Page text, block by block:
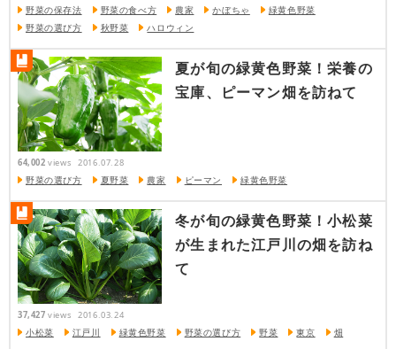
野菜の保存法 野菜の食べ方 農家 かぼちゃ
緑黄色野菜
野菜の選び方
秋野菜 ハロウィン
夏が旬の緑黄色野菜！栄養の
宝庫、ピーマン畑を訪ねて
64,002 views 2016.07.28
野菜の選び方 夏野菜 農家 ピーマン 緑黄色野菜
冬が旬の緑黄色野菜！小松菜
が生まれた江戸川の畑を訪ね
て
37,427 views 2016.03.24
小松菜 江戸川 緑黄色野菜 野菜の選び方 野菜 東京 畑